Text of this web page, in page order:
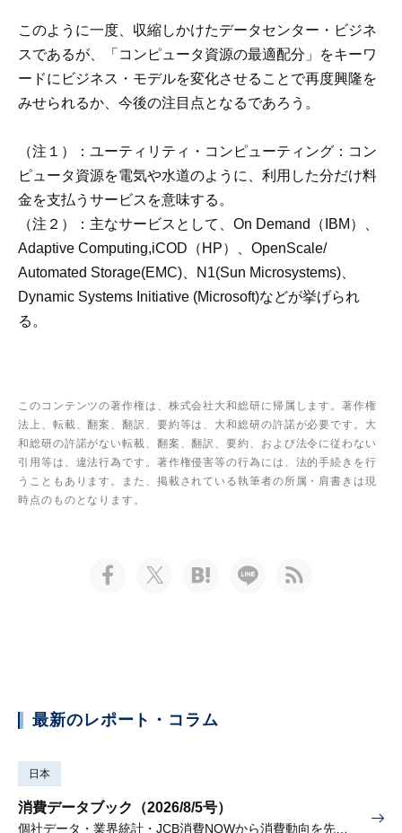
このように一度、収縮しかけたデータセンター・ビジネ
スであるが、「コンピュータ資源の最適配分」をキーワ
ードにビジネス・モデルを変化させることで再度興隆を
みせられるか、今後の注目点となるであろう。
（注１）：ユーティリティ・コンピューティング：コン
ピュータ資源を電気や水道のように、利用した分だけ料
金を支払うサービスを意味する。
（注２）：主なサービスとして、On Demand（IBM）、
Adaptive Computing,iCOD（HP）、OpenScale/
Automated Storage(EMC)、N1(Sun Microsystems)、
Dynamic Systems Initiative (Microsoft)などが挙げられ
る。
このコンテンツの著作権は、株式会社大和総研に帰属します。著作権
法上、転載、翻案、翻訳、要約等は、大和総研の許諾が必要です。大
和総研の許諾がない転載、翻案、翻訳、要約、および法令に従わない
引用等は、違法行為です。著作権侵害等の行為には、法的手続きを行
うこともあります。また、掲載されている執筆者の所属・肩書きは現
時点のものとなります。
最新のレポート・コラム
日本
消費データブック（2026/8/5号）